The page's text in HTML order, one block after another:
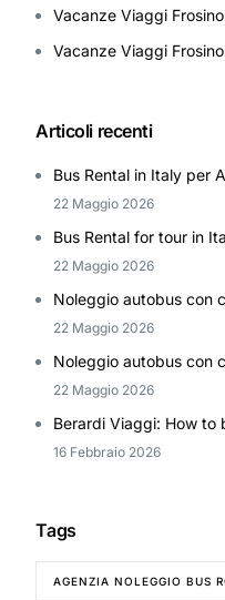
Vacanze Viaggi
Vacanze Viaggi
Articoli recenti
Bus Rental in Italy per
22 Maggio 2026
Bus Rental for tour in
22 Maggio 2026
Noleggio autobus con
22 Maggio 2026
Noleggio autobus con
22 Maggio 2026
Berardi Viaggi: How to
16 Febbraio 2026
Tags
AGENZIA NOLEGGIO BUS